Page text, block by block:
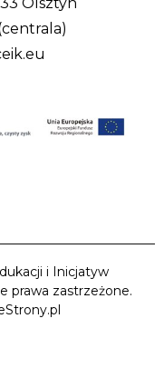
i Inicjatyw
prawa zastrzeżone.